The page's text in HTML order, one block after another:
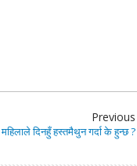
Previous
महिलाले दिनहुँ हस्तमैथुन गर्दा के हुन्छ ?